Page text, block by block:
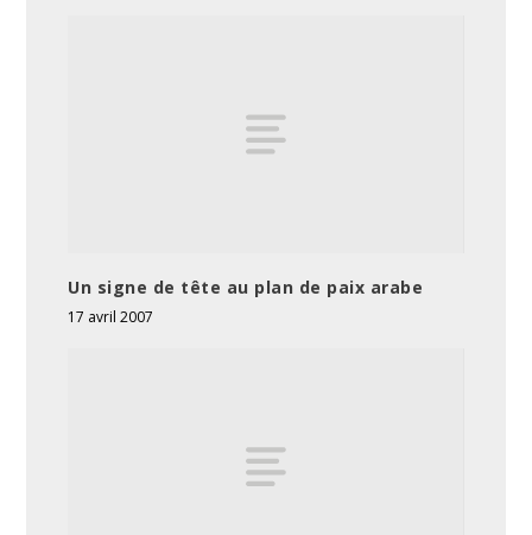
Un signe de tête au plan de paix arabe
17 avril 2007